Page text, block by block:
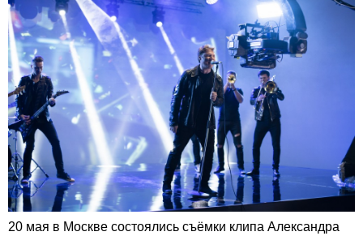
20 мая в Москве состоялись съёмки клипа Александра